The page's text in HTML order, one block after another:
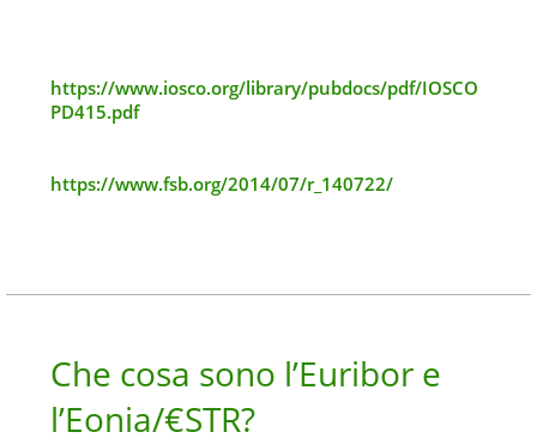
https://www.iosco.org/library/pubdocs/pdf/IOSCO
PD415.pdf
https://www.fsb.org/2014/07/r_140722/
Che cosa sono l’Euribor e
l’Eonia/€STR?